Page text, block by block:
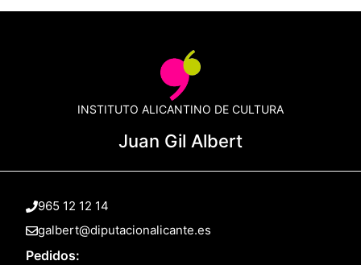
INSTITUTO ALICANTINO DE CULTURA
Juan Gil Albert
965 12 12 14
galbert@diputacionalicante.es
Pedidos: